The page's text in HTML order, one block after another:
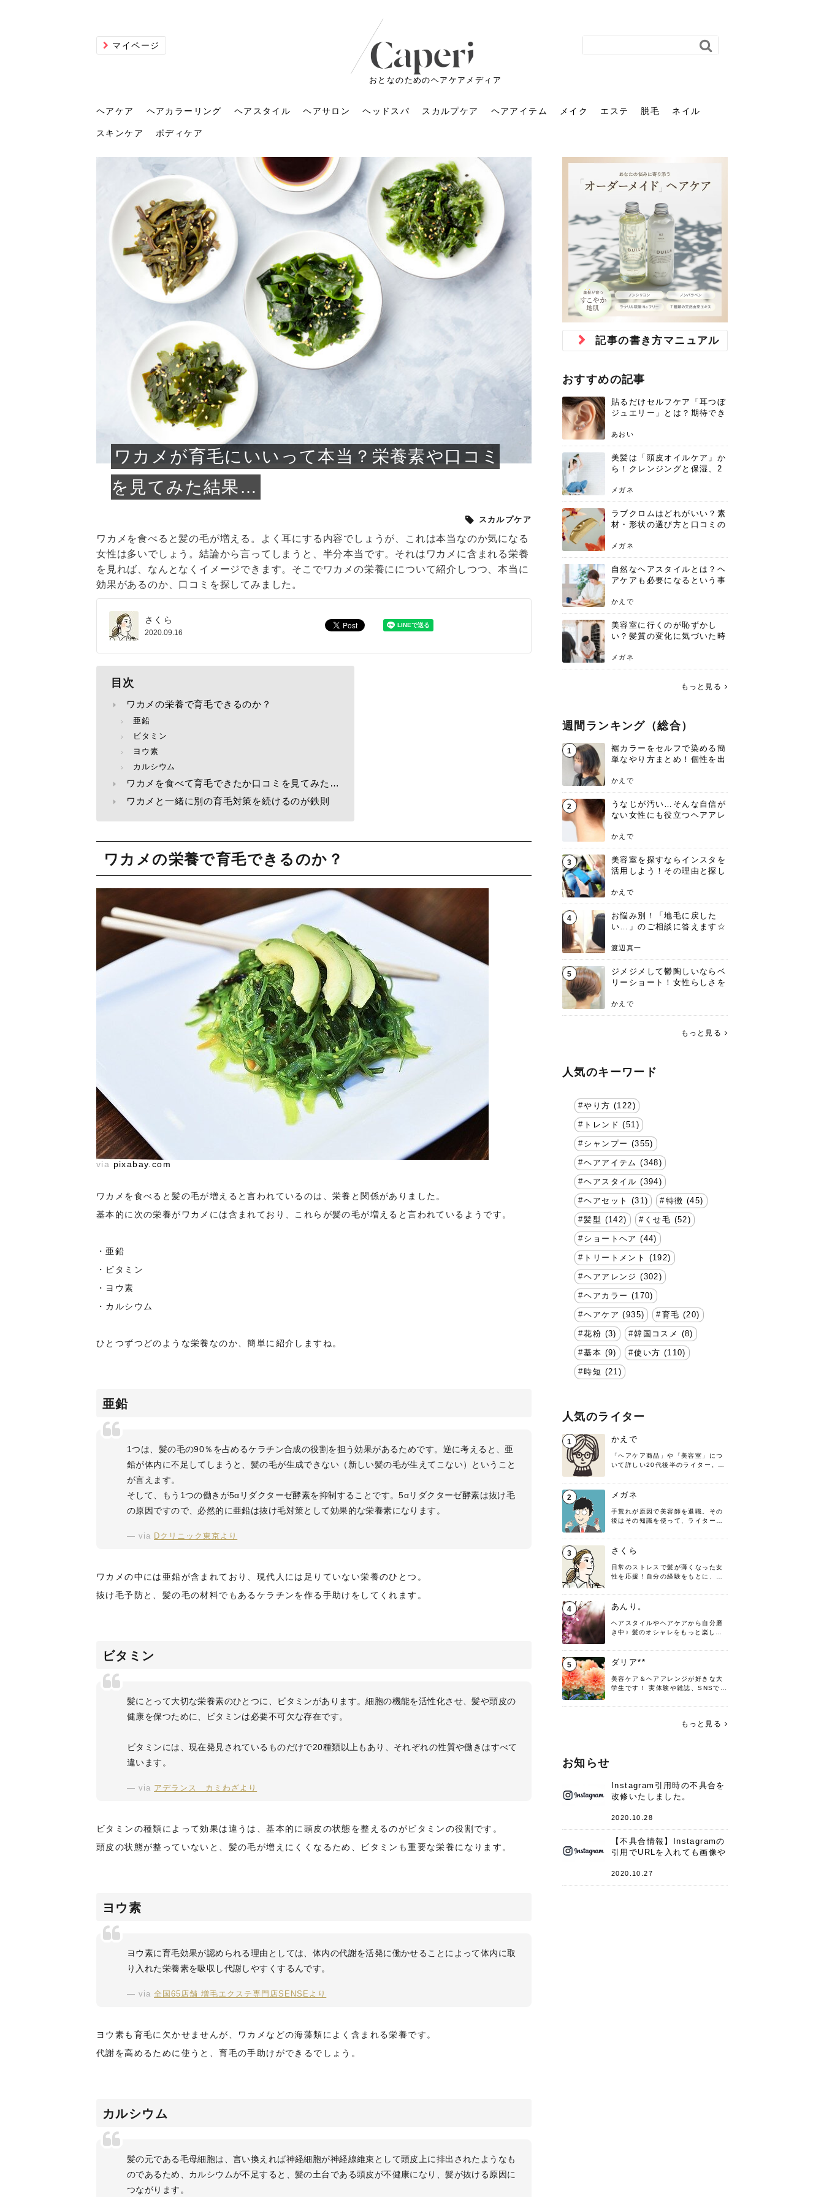
マイページ
おとなのためのヘアケアメディア
ヘアケア
トリートメントの付け方で
仕上がりが変わる｜効かな
い原因...
トリートメントの付け方で仕上がりは
大きく変わります。今回は、毛先中心
の塗り...
朝の5分が変わる！寝癖がつ
かない予防方法と時短寝癖
花粉で髪がパサパサするの
はなぜ？原因と落とし方・
防ぎ方を紹介
花粉の季節になると、髪がパサつく、
広がる、手触りが悪いと感じた経験は
ありま...
さくら
もっと見る
ヘアカラーリング
髪のくすみが気になる人
へ！2026春トレンドの明る
めく...
2026春のトレンドカラーは明るめのく
すみカラーです。ただし、髪がすでに
く...
ツヤと透明感で垢抜ける！
自然なヘアカラーで作る
肌に合う髪色、どう見つけ
る？「イエベ」「ブルベ」
診断と...
美容室で素敵なヘアカラーに染めても
らったのに、家に帰って鏡を見たら、
「なん...
かえで
もっと見る
ヘアスタイル
2026年のショートウルフ最
新トレンドとは？ナチュラ
ル...
2026年のショートウルフは、ナチュラ
ルでエアリーな仕上がりが今っぽい正
解...
ルーズウェーブとは？2026
年の注目スタイルと長さ別
40代のパーマがダレる原因
とは？自宅でできる復活術
と長...
パーマをかけたばかりなのに、もうカ
ールがダレてしまったと感じている方
はいな...
メガネ
もっと見る
ヘアサロン
美容室に行くのが恥ずかし
い？髪質の変化に気づいた
時こそ...
しばらく美容室に行けていないし、そ
ろそろ髪型を変えて気分転換したいと
思って...
お気に入りのお店が倒産し
た後の美容室の探し方！失
前髪を薄くするための美容
院の頼み方とは？失敗しな
いため...
前髪は薄くしたほうが今風でおしゃれ
だと思っている人は、前髪を早く変え
たいと...
かえで
もっと見る
ヘッドスパ
ヘッドスパの落とし穴！知
らないと損する真実
ヘッドスパは、頭皮の汚れを落として
血行を促進し、リラックス効果や美髪
効果が...
さろめ
頭皮を刺激してお顔のリフ
トアップ♪毎日こつこつカン
ヘッドスパで頭皮をケアし
よう！ヘッドスパの効果と
おすすめの人
普段目に見えない頭皮ですが、何のケ
アもせずに放っておくとダメージが蓄
積して...
yukarin
もっと見る
スカルプケア
髪を育てるには？毎日の洗
い方と生活習慣を見直す基
本ケア
髪をきれいに育てるには高価なアイテ
ムを増やす前に、洗い方や乾かし方、
頭皮の...
頭皮マッサージで目がぱっ
ちりする理由は？具体的な
ストレスで髪の毛はどう変
わる？抜け毛・パサつきの
原因と...
最近、髪のツヤがなくなったという方
や、抜け毛が増えたと悩んでいる方
は、スト...
さくら
もっと見る
ヘアアイテム
発酵エキスシャンプーって
何がいいの？無印良品など
のシャ...
スキンケアで人気の発酵成分が、シャ
ンプーにも広がっています。無印良品
などの...
アイロンが苦手でも大丈
夫！ブラッシング感覚で使
40代の髪を悩みに最適！韓
国発「ダリーフ」でヘアセ
ット...
韓国コスメを使うのは若い子だけだと
思っていないでしょうか？ダリーフの
グラム...
さくら
もっと見る
メイク
ミニマリストのメイク術｜
少ないアイテムで「自分ら
しい美...
「たくさんのコスメを持っているの
に、実際に使っているのはいつも同じ
ものばか...
V3ファンデーションは危な
い？針の仕組み・全4種比
「おしゃれ」と「身だしな
み」は違う。相手に信頼感
を与え...
新しい環境に臨むとき、多くの人が意
識するのが「身だしなみ」です。特に
メイク...
さな
もっと見る
エステ
針で小顔を目指す！美容鍼
の効果と後悔しない選び方
のポイント
フェイスラインをすっきりさせたいと
いうお悩みを抱えている方はいないで
しょう...
リンパマッサージと経絡マ
ッサージの違いとは？効果
エステの勧誘が怖い人へ。
断ることは悪くない。自分
を守る...
「初回限定〇〇円！」そんなお得な体
験エステに行ってみたいけど、『押し
に弱い...
さな
もっと見る
脱毛
化粧ノリが変わる「顔脱
毛」。4つのメリットと、始
める前...
顔の産毛をカミソリで剃って、毛抜き
で抜くなど、日々の自己処理を手間に
感じて...
子供の脱毛、日焼け肌はN
G？親子で学ぶ、安心・安全
「今さら」なんて言わせな
い。40代のVIO・顔脱毛、
賢...
40代になって、ふと自分のムダ毛のこ
とが気になり始めたけど、「今から脱
毛を...
さな
もっと見る
ネイル
2026年運気アップネイルガ
イドを公開！幸運を呼ぶ色
と...
最近、なんとなく運気が停滞している
気がすると悩んでいないでしょうか？
じつは...
そのネイル、本当に似合っ
てる？指先をきれいに見え
オフィスネイルでも「キラ
キラ」はOK？派手に見えな
い上...
仕事中も、ふとした瞬間に自分の指先
を見て、気分が上がるという心ときめ
く「キ...
あおい
もっと見る
スキンケア
スキンケア
急に小じわが増えた？原因
と種類の見分け方＆自宅で
できる...
ふと鏡を見て、急に小じわが増えたと
落ち込んでいないでしょうか？じつは
その原...
あおい
ルルルン ハイドラのどれが
良い？その違いは？PDRN
ジュベルック スキンの効果
とは？毛穴・ニキビ跡への
変化...
ニキビ跡の凸凹をどうにかしたいと、
肌の質感でお悩みではないでしょう
か？肌に...
もっと見る
ボディケア
ボディケア
人の手ならではの痩身効
果。オールハンドエステの
魅力と、...
痩身エステと一言で言っても、最新の
機器を使ったものから、昔ながらの手
技によ...
あかり
その医療ダイエット、後悔
しませんか？失敗する人の
本気の痩身と体質改善に。
アーユルヴェーダに基づく
「イン...
自己流のダイエットではなかなか落ち
ない、頑固な脂肪やセルライトを、本
気で体...
もっと見る
ワカメが育毛にいいって本当？栄養素や口コミ
を見てみた結果…
スカルプケア
ワカメを食べると髪の毛が増える。よく耳にする内容でしょうが、これは本当なのか気になる
女性は多いでしょう。結論から言ってしまうと、半分本当です。それはワカメに含まれる栄養
を見れば、なんとなくイメージできます。そこでワカメの栄養にについて紹介しつつ、本当に
効果があるのか、口コミを探してみました。
さくら
2020.09.16
目次
ワカメの栄養で育毛できるのか？
亜鉛
ビタミン
ヨウ素
カルシウム
ワカメを食べて育毛できたか口コミを見てみた…
ワカメと一緒に別の育毛対策を続けるのが鉄則
ワカメの栄養で育毛できるのか？
via pixabay.com
ワカメを食べると髪の毛が増えると言われているのは、栄養と関係がありました。
基本的に次の栄養がワカメには含まれており、これらが髪の毛が増えると言われているようです。
・亜鉛
・ビタミン
・ヨウ素
・カルシウム
ひとつずつどのような栄養なのか、簡単に紹介しますね。
亜鉛
1つは、髪の毛の90％を占めるケラチン合成の役割を担う効果があるためです。逆に考えると、亜
鉛が体内に不足してしまうと、髪の毛が生成できない（新しい髪の毛が生えてこない）ということ
が言えます。
そして、もう1つの働きが5αリダクターゼ酵素を抑制することです。5αリダクターゼ酵素は抜け毛
の原因ですので、必然的に亜鉛は抜け毛対策として効果的な栄養素になります。
via Dクリニック東京より
ワカメの中には亜鉛が含まれており、現代人には足りていない栄養のひとつ。
抜け毛予防と、髪の毛の材料でもあるケラチンを作る手助けをしてくれます。
ビタミン
髪にとって大切な栄養素のひとつに、ビタミンがあります。細胞の機能を活性化させ、髪や頭皮の
健康を保つために、ビタミンは必要不可欠な存在です。
ビタミンには、現在発見されているものだけで20種類以上もあり、それぞれの性質や働きはすべて
違います。
via アデランス カミわざより
ビタミンの種類によって効果は違うは、基本的に頭皮の状態を整えるのがビタミンの役割です。
頭皮の状態が整っていないと、髪の毛が増えにくくなるため、ビタミンも重要な栄養になります。
ヨウ素
ヨウ素に育毛効果が認められる理由としては、体内の代謝を活発に働かせることによって体内に取
り入れた栄養素を吸収し代謝しやすくするんです。
via全国65店舗 増毛エクステ専門店SENSEより
ヨウ素も育毛に欠かせませんが、ワカメなどの海藻類によく含まれる栄養です。
代謝を高めるために使うと、育毛の手助けができるでしょう。
カルシウム
髪の元である毛母細胞は、言い換えれば神経細胞が神経線維束として頭皮上に排出されたようなも
のであるため、カルシウムが不足すると、髪の土台である頭皮が不健康になり、髪が抜ける原因に
つながります。
記事の書き方マニュアル
おすすめの記事
貼るだけセルフケア「耳つぼ
ジュエリー」とは？期待でき
あおい
美髪は「頭皮オイルケア」か
ら！クレンジングと保湿、2
メガネ
ラブクロムはどれがいい？素
材・形状の選び方と口コミの
メガネ
自然なヘアスタイルとは？ヘ
アケアも必要になるという事
かえで
美容室に行くのが恥ずかし
い？髪質の変化に気づいた時
メガネ
もっと見る
週間ランキング（総合）
1
裾カラーをセルフで染める簡
単なやり方まとめ！個性を出
かえで
2
うなじが汚い…そんな自信が
ない女性にも役立つヘアアレ
かえで
3
美容室を探すならインスタを
活用しよう！その理由と探し
かえで
4
お悩み別！「地毛に戻した
い…」のご相談に答えます☆
渡辺真一
5
ジメジメして鬱陶しいならベ
リーショート！女性らしさを
かえで
もっと見る
人気のキーワード
やり方 (122)
トレンド (51)
シャンプー (355)
ヘアアイテム (348)
ヘアスタイル (394)
ヘアセット (31) 特徴 (45)
髪型 (142) くせ毛 (52)
ショートヘア (44)
トリートメント (192)
ヘアアレンジ (302)
ヘアカラー (170)
ヘアケア (935) 育毛 (20)
花粉 (3) 韓国コスメ (8)
基本 (9) 使い方 (110)
時短 (21)
人気のライター
1 かえで
「ヘアケア商品」や「美容室」につ
いて詳しい20代後半のライター。楽
す！
2 メガネ
手荒れが原因で美容師を退職。その
後はその知識を使って、ライターと
髪の知識をわかりやすく紹介しま
す！
3 さくら
日常のストレスで髪が薄くなった女
性を応援！自分の経験をもとに、執
4 あんり。
ヘアスタイルやヘアケアから自分磨
き中♪ 髪のオシャレをもっと楽しめ
♡ 役立つ情報をお届けできるように
頑張ります！よろしくお願いしま
5 ダリア**
美容ケア＆ヘアアレンジが好きな大
学生です！ 実体験や雑誌、SNSで知
す。 これからよろしくお願いします
もっと見る
お知らせ
Instagram引用時の不具合を
改修いたしました。
2020.10.28
【不具合情報】Instagramの
引用でURLを入れても画像や
件
2020.10.27